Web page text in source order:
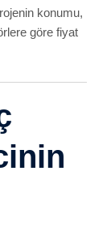
yüze
hangi tür
proje
modeli,
size özel